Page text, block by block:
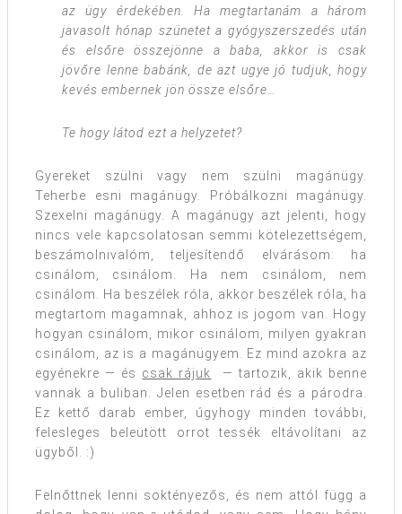
az ügy érdekében. Ha megtartanám a három
javasolt hónap szünetet a gyógyszerszedés után
és elsőre összejönne a baba, akkor is csak
jövőre lenne babánk, de azt ugye jó tudjuk, hogy
kevés embernek jön össze elsőre…
Te hogy látod ezt a helyzetet?
Gyereket szülni vagy nem szülni magánügy.
Teherbe esni magánügy. Próbálkozni magánügy.
Szexelni magánügy. A magánügy azt jelenti, hogy
nincs vele kapcsolatosan semmi kötelezettségem,
beszámolnivalóm, teljesítendő elvárásom: ha
csinálom, csinálom. Ha nem csinálom, nem
csinálom. Ha beszélek róla, akkor beszélek róla, ha
megtartom magamnak, ahhoz is jogom van. Hogy
hogyan csinálom, mikor csinálom, milyen gyakran
csinálom, az is a magánügyem. Ez mind azokra az
egyénekre — és csak rájuk — tartozik, akik benne
vannak a buliban. Jelen esetben rád és a párodra.
Ez kettő darab ember, úgyhogy minden további,
felesleges beleütött orrot tessék eltávolítani az
ügyből. :)
Felnőttnek lenni soktényezős, és nem attól függ a